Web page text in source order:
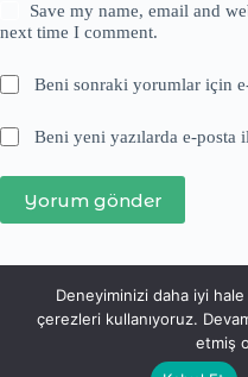
Save my name, email and
next time I comment.
Beni sonraki yorumlar için
Beni yeni yazılarda e-posta
Yorum gönder
Deneyiminizi daha iyi
çerezleri kullanıyoruz.
etmiş